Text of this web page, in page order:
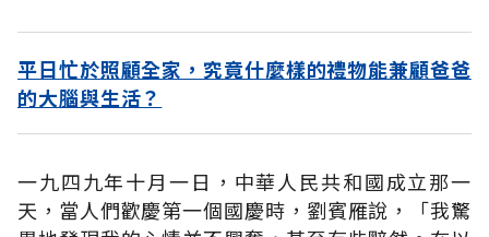
平日忙於照顧全家，究竟什麼樣的禮物能兼顧爸爸
的大腦與生活？
一九四九年十月一日，中華人民共和國成立那一
天，當人們歡慶第一個國慶時，劉賓雁說，「我驚